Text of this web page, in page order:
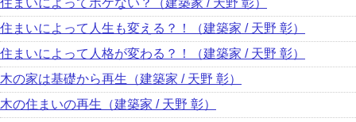
住まいによってボケない？（建築家 / 天野 彰）
住まいによって人生も変える？！（建築家 / 天野 彰）
住まいによって人格が変わる？！（建築家 / 天野 彰）
木の家は基礎から再生（建築家 / 天野 彰）
木の住まいの再生（建築家 / 天野 彰）